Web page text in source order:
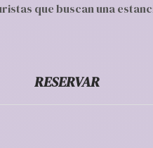
que buscan una
RESERVAR